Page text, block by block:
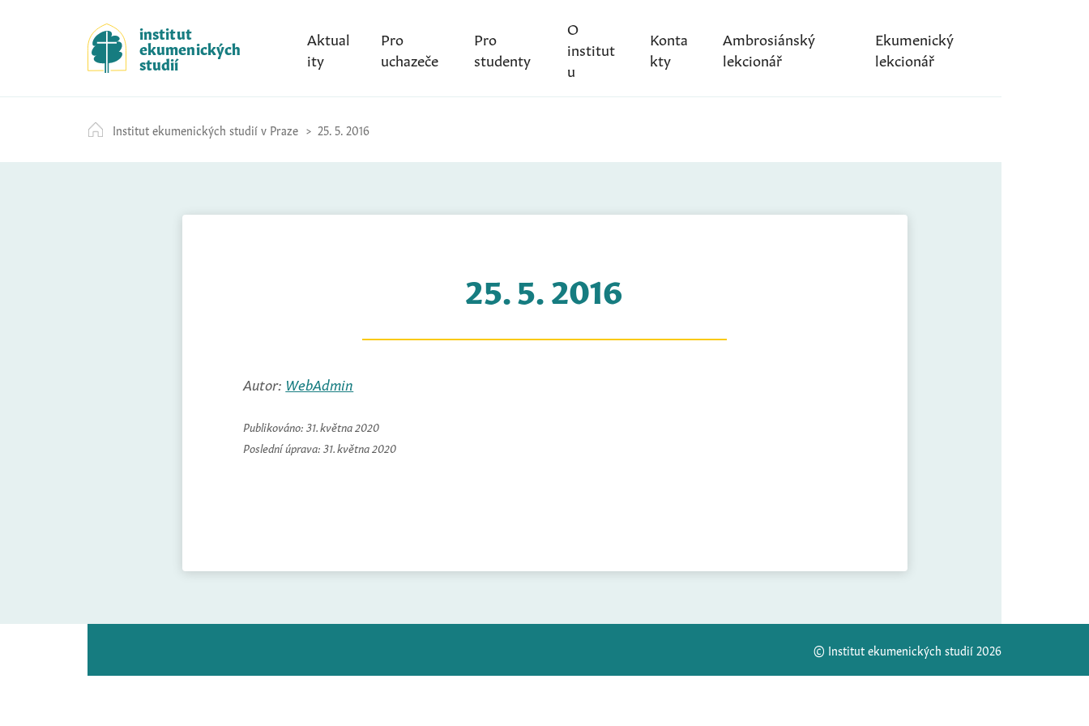
k
i
p
t
c
o
institut
ekumenických
studií
Aktual
ity
Pro
uchazeče
Pro
studenty
O
institut
u
Konta
kty
Ambrosiánský
lekcionář
Ekumenický
lekcionář
Institut ekumenických studií v Praze 25. 5. 2016
25. 5. 2016
Autor: WebAdmin
Publikováno: 31. května 2020
Poslední úprava: 31. května 2020
© Institut ekumenických studií 2026